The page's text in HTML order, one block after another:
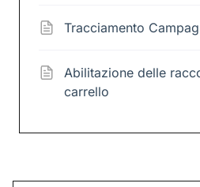
Tracciamento
Abilitazione delle
carrello